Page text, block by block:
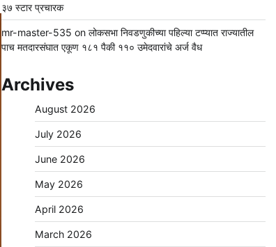
३७ स्टार प्रचारक
mr-master-535 on लोकसभा निवडणुकीच्या पहिल्या टप्प्यात राज्यातील
पाच मतदारसंघात एकूण १८१ पैकी ११० उमेदवारांचे अर्ज वैध
Archives
August 2026
July 2026
June 2026
May 2026
April 2026
March 2026